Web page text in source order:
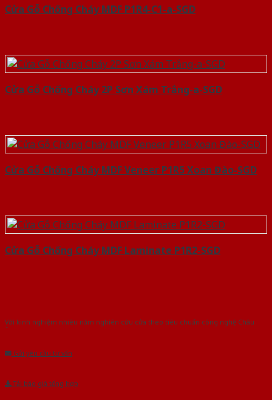
Cửa Gỗ Chống Cháy MDF P1R4-C1-a-SGD
Cửa Gỗ Chống Cháy 2P Sơn Xám Trắng-a-SGD
Cửa Gỗ Chống Cháy MDF Veneer P1R5 Xoan Đào-SGD
Cửa Gỗ Chống Cháy MDF Laminate P1R2-SGD
Với kinh nghiệm nhiêu năm nghiên cứu cửa theo tiêu chuẩn công nghệ Châu
Gửi yêu cầu tư vấn
Tải báo giá tổng hợp